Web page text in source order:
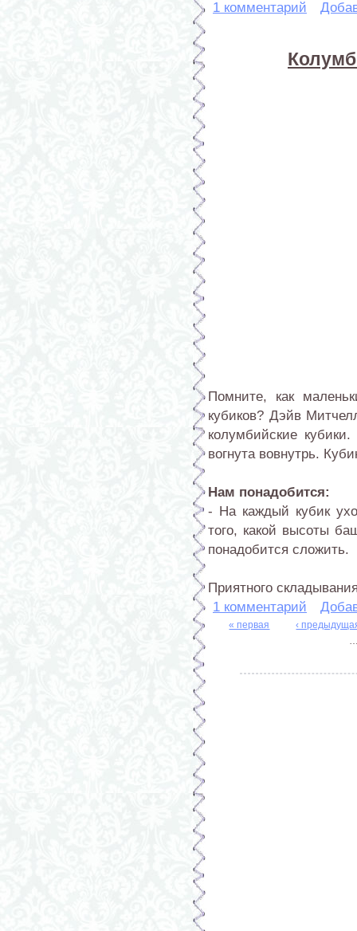
1 комментарий
Помните, как
кубиков? Дэйв
колумбийские
вогнута вовнутрь.
Нам понадобится:
- На каждый кубик
того, какой высоты
понадобится сложить.
Приятного
1 комментарий
« первая
‹